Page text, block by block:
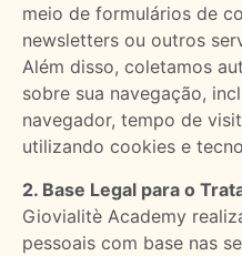
meio de formulários de
newsletters ou outros
Além disso, coletamos
sobre sua navegação,
navegador, tempo de
utilizando cookies e
2. Base Legal para o
Giovialitè Academy
pessoais com base nas